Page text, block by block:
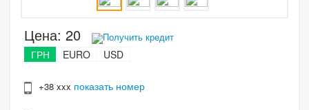
Цена: 20 Получить кредит
ГРН EURO USD
+38 xxx показать номер